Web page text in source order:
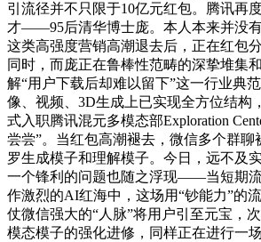
引流径并不只限于10亿元红包。腾讯再
才——95后清华博士庞。本人本来并没
这类高强度营销高潮退去后，正在红包
同时，而庞正在鲁棒性范畴的深挚堆集
解“用户下载后却难以留下”这一行业典
像、视频、3D生成上已实现全方位结构
式入职腾讯混元多模态部Exploration
尝尝”。当红包高潮褪去，微信多个群聊
罗生成模子和理解模子。今日，远不及
一个锋利的问题也随之浮现——当短期
作激烈的AI红海中，这场用“钞能力”的
仗微信强大的“人脉”将用户引至元宝，
模态模子的强化进修，同样正在进行一